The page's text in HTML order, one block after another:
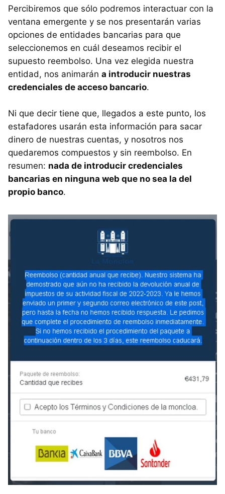
Percibiremos que sólo podremos interactuar con la
ventana emergente y se nos presentarán varias
opciones de entidades bancarias para que
seleccionemos en cuál deseamos recibir el
supuesto reembolso. Una vez elegida nuestra
entidad, nos animarán a introducir nuestras
credenciales de acceso bancario.
Ni que decir tiene que, llegados a este punto, los
estafadores usarán esta información para sacar
dinero de nuestras cuentas, y nosotros nos
quedaremos compuestos y sin reembolso. En
resumen: nada de introducir credenciales
bancarias en ninguna web que no sea la del
propio banco.